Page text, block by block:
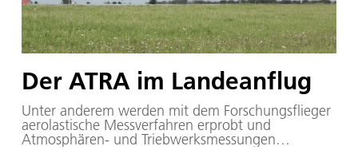
Der ATRA im Landeanflug
Unter anderem werden mit dem Forschungsflieger
aerolastische Messverfahren erprobt und
Atmosphären- und Triebwerksmessungen